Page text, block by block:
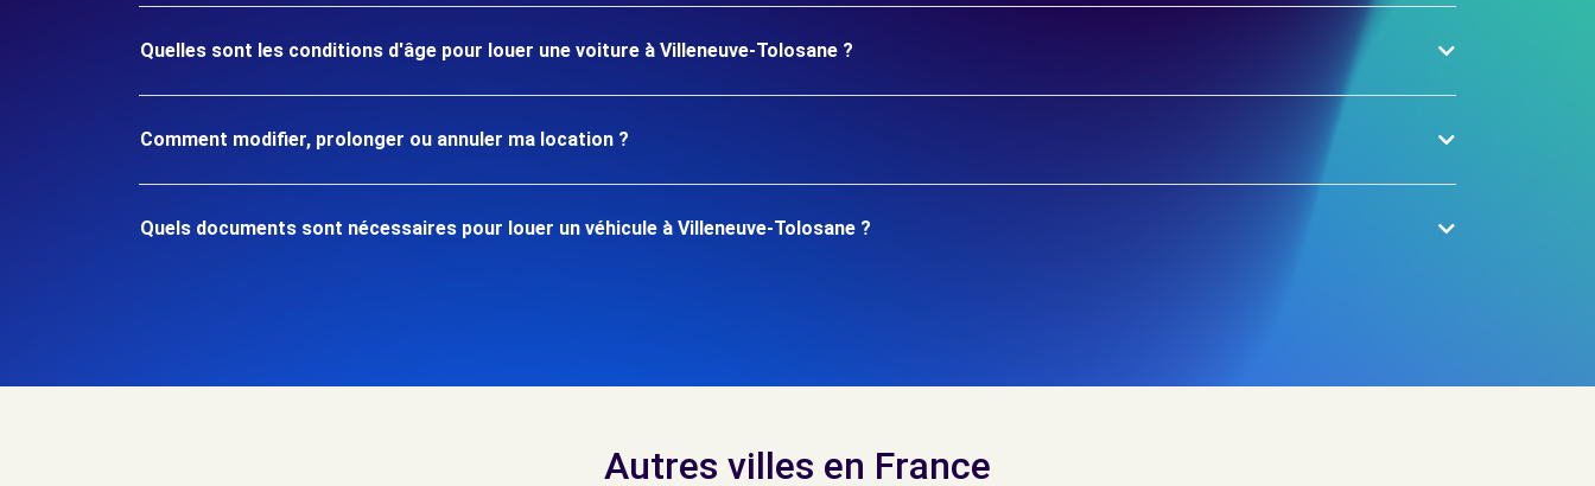
Quelles sont les conditions d'âge pour louer une voiture à Villeneuve-Tolosane ?
Comment modifier, prolonger ou annuler ma location ?
Quels documents sont nécessaires pour louer un véhicule à Villeneuve-Tolosane ?
Autres villes en France